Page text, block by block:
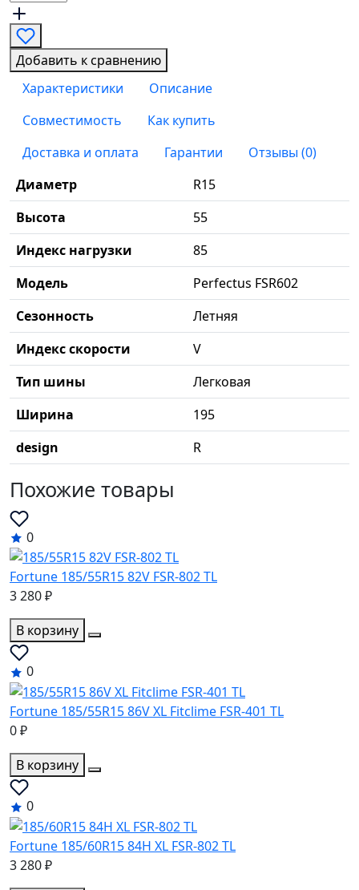
Добавить к сравнению
Характеристики
Описание
Совместимость
Как купить
Доставка и оплата
Гарантии
Отзывы (0)
Диаметр
R15
Высота
55
Индекс нагрузки
85
Модель
Perfectus FSR602
Сезонность
Летняя
Индекс скорости
V
Тип шины
Легковая
Ширина
195
design
R
Похожие товары
0
Fortune 185/55R15 82V FSR-802 TL
3 280 ₽
В корзину
0
Fortune 185/55R15 86V XL Fitclime FSR-401 TL
0 ₽
В корзину
0
Fortune 185/60R15 84H XL FSR-802 TL
3 280 ₽